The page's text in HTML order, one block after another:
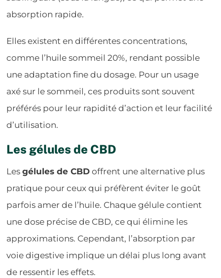
absorption rapide.
Elles existent en différentes concentrations,
comme l’huile sommeil 20%, rendant possible
une adaptation fine du dosage. Pour un usage
axé sur le sommeil, ces produits sont souvent
préférés pour leur rapidité d’action et leur facilité
d’utilisation.
Les gélules de CBD
Lesgélules de CBD offrent une alternative plus
pratique pour ceux qui préfèrent éviter le goût
parfois amer de l’huile. Chaque gélule contient
une dose précise de CBD, ce qui élimine les
approximations. Cependant, l’absorption par
voie digestive implique un délai plus long avant
de ressentir les effets.